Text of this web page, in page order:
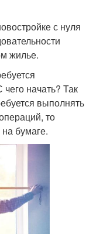
с нуля
жилье.
начать? Так
выполнять
то
бумаге.